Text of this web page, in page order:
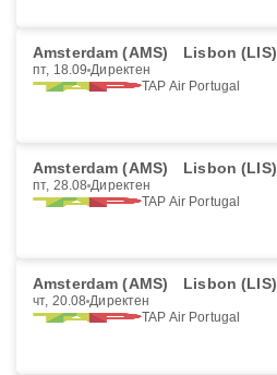
Amsterdam (AMS) Lisbon (LIS)
пт, 18.09 Директен
TAP Air Portugal
Amsterdam (AMS) Lisbon (LIS)
пт, 28.08 Директен
TAP Air Portugal
Amsterdam (AMS) Lisbon (LIS)
чт, 20.08 Директен
TAP Air Portugal